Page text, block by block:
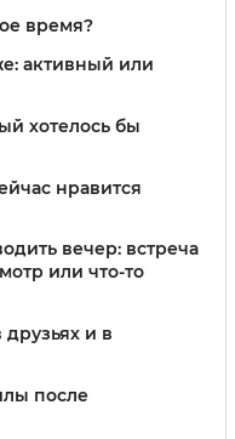
время?
активный или
хотелось бы
нравится
вечер: встреча
или что-то
и в
после